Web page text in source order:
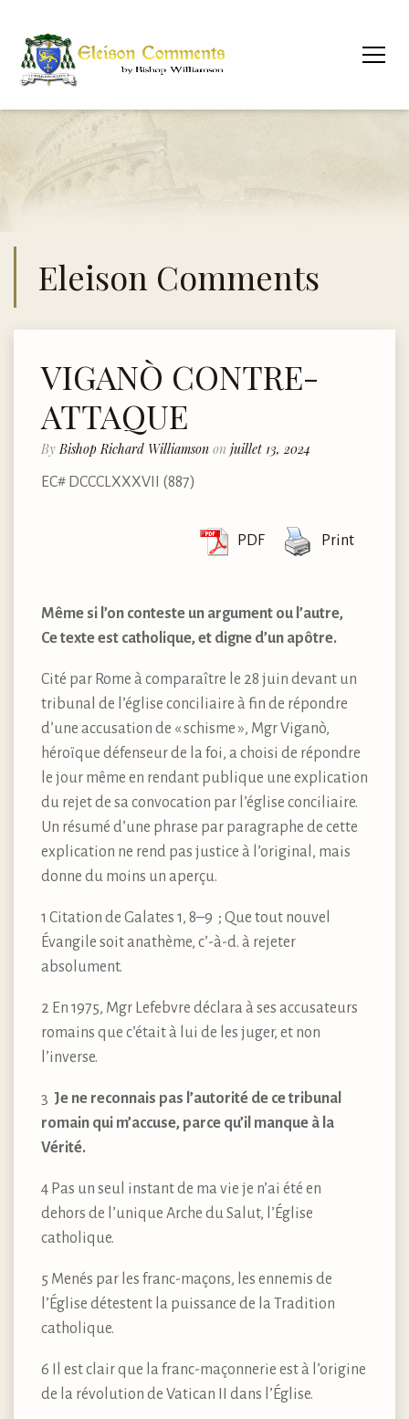
Eleison Comments
VIGANÒ CONTRE-
ATTAQUE
By Bishop Richard Williamson on juillet 13, 2024
EC# DCCCLXXXVII (887)
PDF Print
Même si l’on conteste un argument ou l’autre,
Ce texte est catholique, et digne d’un apôtre.
Cité par Rome à comparaître le 28 juin devant un
tribunal de l’église conciliaire à fin de répondre
d’une accusation de « schisme », Mgr Viganò,
héroïque défenseur de la foi, a choisi de répondre
le jour même en rendant publique une explication
du rejet de sa convocation par l’église conciliaire.
Un résumé d’une phrase par paragraphe de cette
explication ne rend pas justice à l’original, mais
donne du moins un aperçu.
1 Citation de Galates 1, 8–9 ; Que tout nouvel
Évangile soit anathème, c’-à-d. à rejeter
absolument.
2 En 1975, Mgr Lefebvre déclara à ses accusateurs
romains que c’était à lui de les juger, et non
l’inverse.
3 Je ne reconnais pas l’autorité de ce tribunal
romain qui m’accuse, parce qu’il manque à la
Vérité.
4 Pas un seul instant de ma vie je n’ai été en
dehors de l’unique Arche du Salut, l’Église
catholique.
5 Menés par les franc-maçons, les ennemis de
l’Église détestent la puissance de la Tradition
catholique.
6 Il est clair que la franc-maçonnerie est à l’origine
de la révolution de Vatican II dans l’Église.